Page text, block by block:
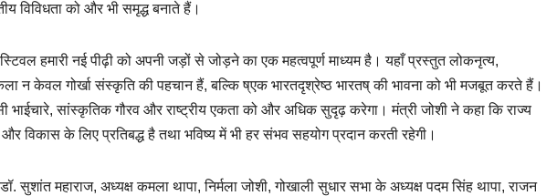
विविधता को और भी समृद्ध बनाते हैं।
हमारी नई पीढ़ी को अपनी जड़ों से जोड़ने का एक महत्वपूर्ण माध्यम है। यहाँ प्रस्तुत लोकनृत्य,
न केवल गोर्खा संस्कृति की पहचान हैं, बल्कि ष्एक भारतदृश्रेष्ठ भारतष् की भावना को भी मजबूत करते हैं।
सांस्कृतिक गौरव और राष्ट्रीय एकता को और अधिक सुदृढ़ करेगा। मंत्री जोशी ने कहा कि राज्य
विकास के लिए प्रतिबद्ध है तथा भविष्य में भी हर संभव सहयोग प्रदान करती रहेगी।
महाराज, अध्यक्ष कमला थापा, निर्मला जोशी, गोखाली सुधार सभा के अध्यक्ष पदम सिंह थापा, राजन